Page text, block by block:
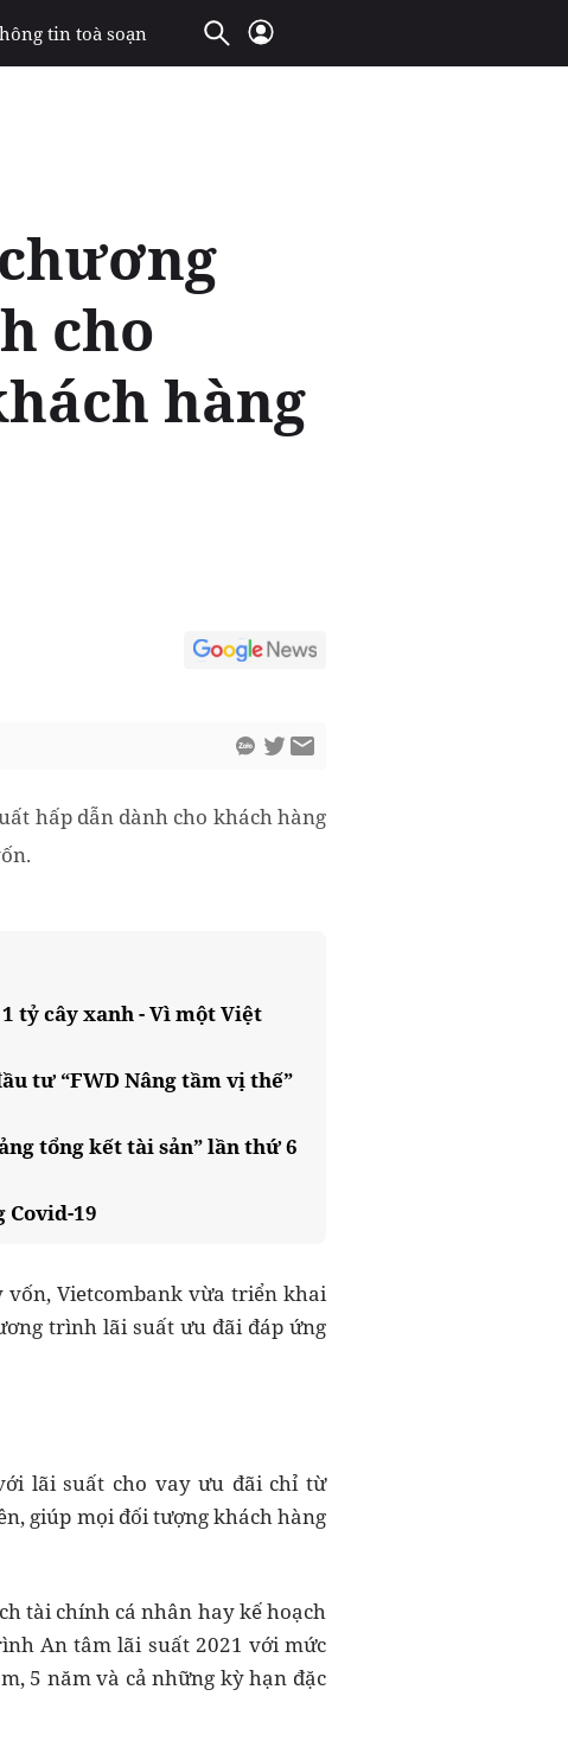
tin toà soạn
cho
hàng
hấp dẫn dành cho khách hàng
tỷ cây xanh - Vì một Việt
tư “FWD Nâng tầm vị thế”
tổng kết tài sản” lần thứ 6
19
Vietcombank vừa triển khai
trình lãi suất ưu đãi đáp ứng
lãi suất cho vay ưu đãi chỉ từ
giúp mọi đối tượng khách hàng
tài chính cá nhân hay kế hoạch
An tâm lãi suất 2021 với mức
5 năm và cả những kỳ hạn đặc